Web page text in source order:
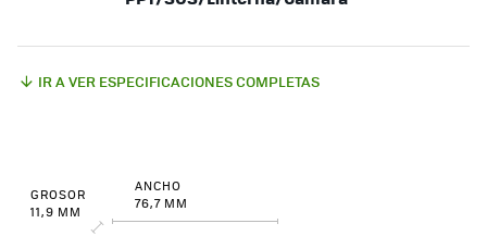
IR A VER ESPECIFICACIONES COMPLETAS
GROSOR
11,9 MM
ANCHO
76,7 MM